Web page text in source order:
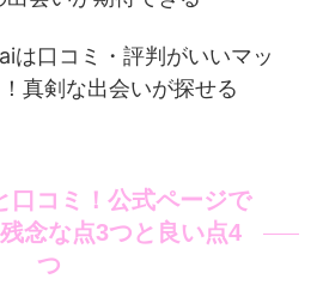
は口コミ・評判がいいマッ
真剣な出会いが探せる
口コミ！公式ページで
念な点3つと良い点4
つ